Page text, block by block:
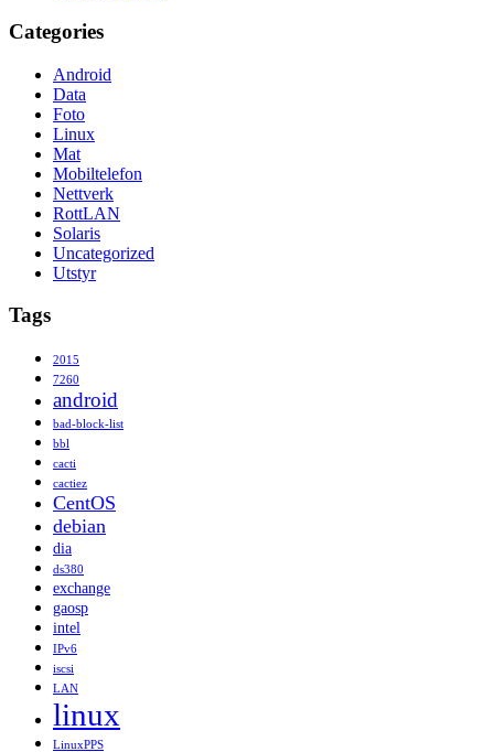
Categories
Android
Data
Foto
Linux
Mat
Mobiltelefon
Nettverk
RottLAN
Solaris
Uncategorized
Utstyr
Tags
2015
7260
android
bad-block-list
bbl
cacti
cactiez
CentOS
debian
dia
ds380
exchange
gaosp
intel
IPv6
iscsi
LAN
linux
LinuxPPS